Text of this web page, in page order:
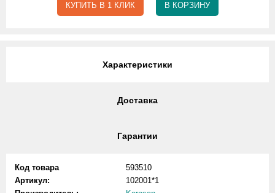
КУПИТЬ В 1 КЛИК В КОРЗИНУ
Характеристики
Доставка
Гарантии
Код товара
593510
Артикул:
102001*1